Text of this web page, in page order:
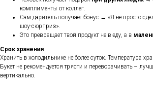
комплименты от коллег.
Сам даритель получает бонус → «Я не просто
шоу-сюрприз».
Это превращает твой продукт не в еду, а в
Срок хранения
Хранить в холодильнике не более суток. Температура
Букет не рекомендуется трясти и переворачивать –
вертикально.